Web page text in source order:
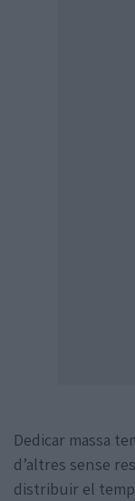
Dedicar massa
d’altres sense
distribuir el